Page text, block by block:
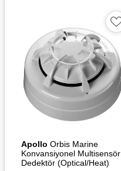
Apollo Orbis Marine
Konvansiyonel Multisensör
Dedektör (Optical/Heat)